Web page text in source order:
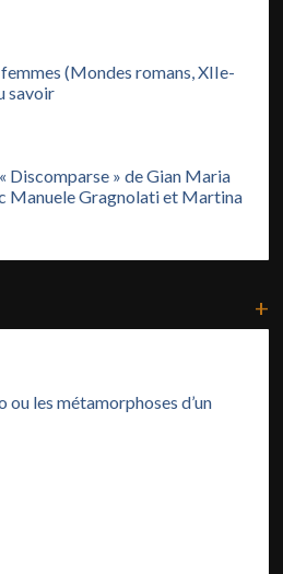
(Mondes romans, XIIe-
savoir
Discomparse » de Gian Maria
Manuele Gragnolati et Martina
+
ou les métamorphoses d’un